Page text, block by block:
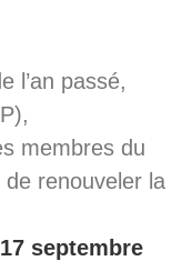
l’an passé,
membres du
de renouveler la
septembre